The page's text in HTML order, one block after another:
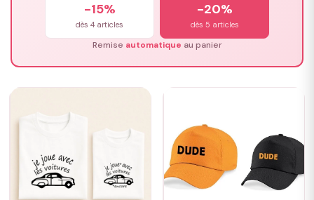
-15%
dès 4 articles
-20%
dès 5 articles
Remise automatique au panier